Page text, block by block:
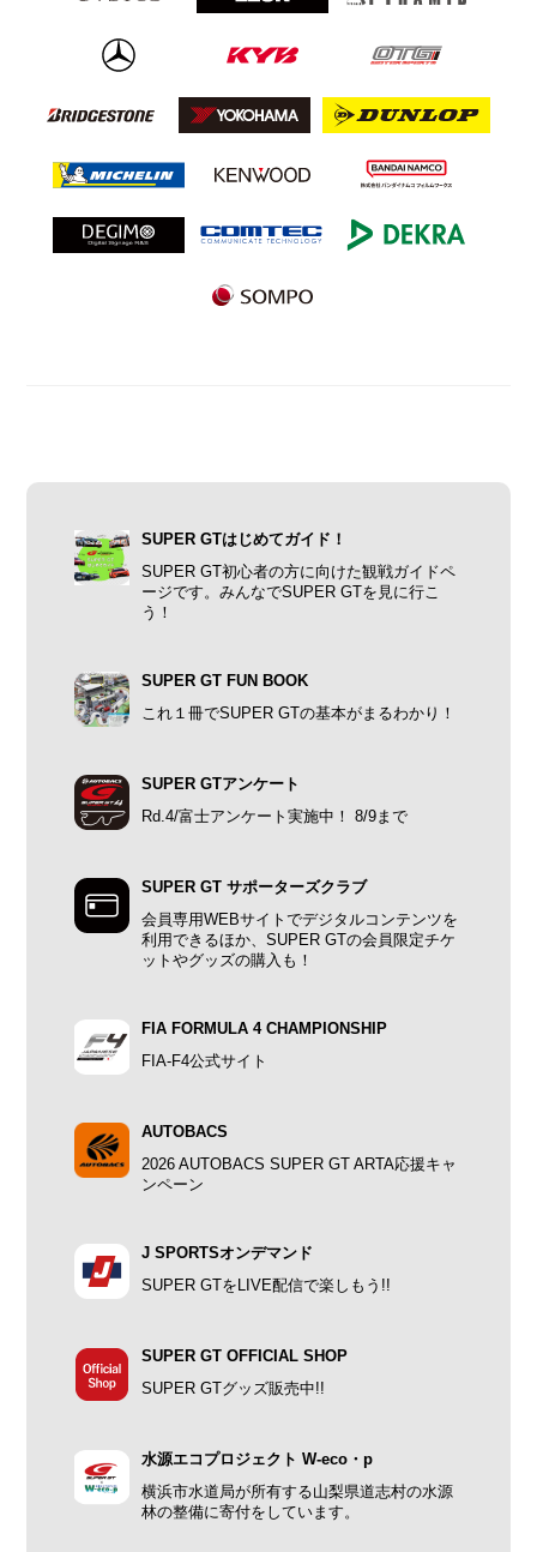
SUPER GTはじめてガイド！
SUPER GT初心者の方に向けた観戦ガイドペ
ージです。みんなでSUPER GTを見に行こ
う！
SUPER GT FUN BOOK
これ１冊でSUPER GTの基本がまるわかり！
SUPER GTアンケート
Rd.4/富士アンケート実施中！ 8/9まで
SUPER GT サポーターズクラブ
会員専用WEBサイトでデジタルコンテンツを
利用できるほか、SUPER GTの会員限定チケ
ットやグッズの購入も！
FIA FORMULA 4 CHAMPIONSHIP
FIA-F4公式サイト
AUTOBACS
2026 AUTOBACS SUPER GT ARTA応援キャ
ンペーン
J SPORTSオンデマンド
SUPER GTをLIVE配信で楽しもう!!
SUPER GT OFFICIAL SHOP
SUPER GTグッズ販売中!!
水源エコプロジェクト W-eco・p
横浜市水道局が所有する山梨県道志村の水源
林の整備に寄付をしています。